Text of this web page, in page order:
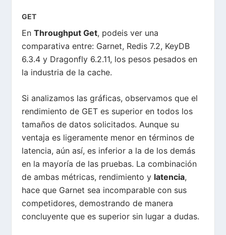
GET
EnThroughput Get, podeis ver una
comparativa entre: Garnet, Redis 7.2, KeyDB
6.3.4 y Dragonfly 6.2.11, los pesos pesados en
la industria de la cache.
Si analizamos las gráficas, observamos que el
rendimiento de GET es superior en todos los
tamaños de datos solicitados. Aunque su
ventaja es ligeramente menor en términos de
latencia, aún así, es inferior a la de los demás
en la mayoría de las pruebas. La combinación
de ambas métricas, rendimiento y latencia,
hace que Garnet sea incomparable con sus
competidores, demostrando de manera
concluyente que es superior sin lugar a dudas.